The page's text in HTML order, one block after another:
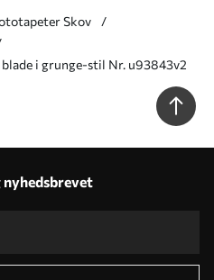
Skov
i grunge-stil Nr. u93843v2
nyhedsbrevet